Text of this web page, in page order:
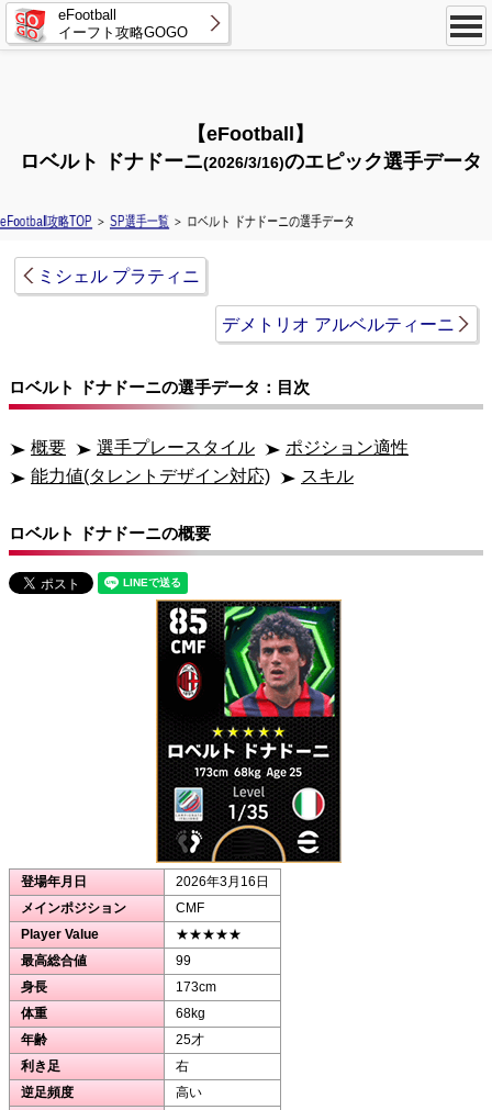
eFootball
イーフト攻略GOGO
【eFootball】
ロベルト ドナドーニ(2026/3/16)のエピック選手データ
eFootball攻略TOP ＞ SP選手一覧 ＞ ロベルト ドナドーニの選手データ
ミシェル プラティニ
デメトリオ アルベルティーニ
ロベルト ドナドーニの選手データ：目次
概要 選手プレースタイル
ポジション適性
能力値(タレントデザイン対応)
スキル
ロベルト ドナドーニの概要
登場年月日
2026年3月16日
メインポジション
CMF
Player Value
★★★★★
最高総合値
99
身長
173cm
体重
68kg
年齢
25才
利き足
右
逆足頻度
高い